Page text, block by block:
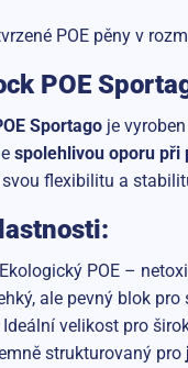
POE pěny v
POE
Sportagoje
spolehlivou oporu při
flexibilitu a
Ekologický POE –
ale pevný blok
Ideální velikost pro
strukturovaný pro